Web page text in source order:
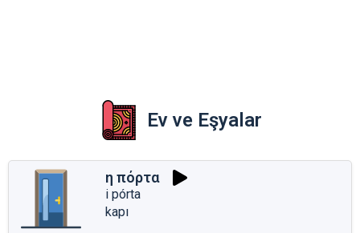
Ev ve Eşyalar
η πόρτα
i pórta
kapı